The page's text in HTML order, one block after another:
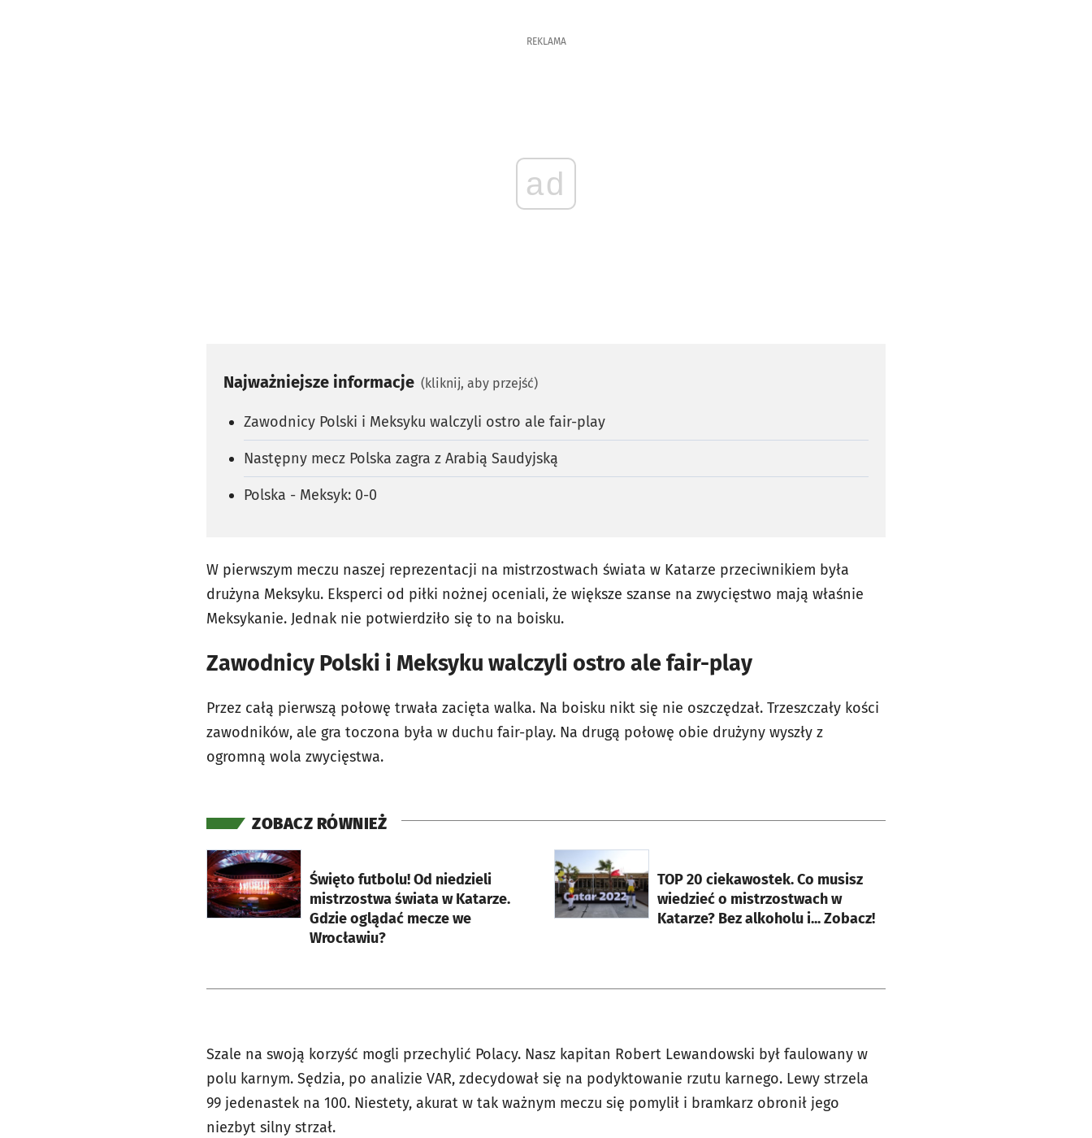
REKLAMA
ad
Najważniejsze informacje (kliknij, aby przejść)
Zawodnicy Polski i Meksyku walczyli ostro ale fair-play
Następny mecz Polska zagra z Arabią Saudyjską
Polska - Meksyk: 0-0
W pierwszym meczu naszej reprezentacji na mistrzostwach świata w Katarze przeciwnikiem była
drużyna Meksyku. Eksperci od piłki nożnej oceniali, że większe szanse na zwycięstwo mają właśnie
Meksykanie. Jednak nie potwierdziło się to na boisku.
Zawodnicy Polski i Meksyku walczyli ostro ale fair-play
Przez całą pierwszą połowę trwała zacięta walka. Na boisku nikt się nie oszczędzał. Trzeszczały kości
zawodników, ale gra toczona była w duchu fair-play. Na drugą połowę obie drużyny wyszły z
ogromną wola zwycięstwa.
ZOBACZ RÓWNIEŻ
Święto futbolu! Od niedzieli
mistrzostwa świata w Katarze.
Gdzie oglądać mecze we
Wrocławiu?
otworzy się w nowej karcie
TOP 20 ciekawostek. Co musisz
wiedzieć o mistrzostwach w
Katarze? Bez alkoholu i... Zobacz!
otworzy się w nowej karcie
Szale na swoją korzyść mogli przechylić Polacy. Nasz kapitan Robert Lewandowski był faulowany w
polu karnym. Sędzia, po analizie VAR, zdecydował się na podyktowanie rzutu karnego. Lewy strzela
99 jedenastek na 100. Niestety, akurat w tak ważnym meczu się pomylił i bramkarz obronił jego
niezbyt silny strzał.